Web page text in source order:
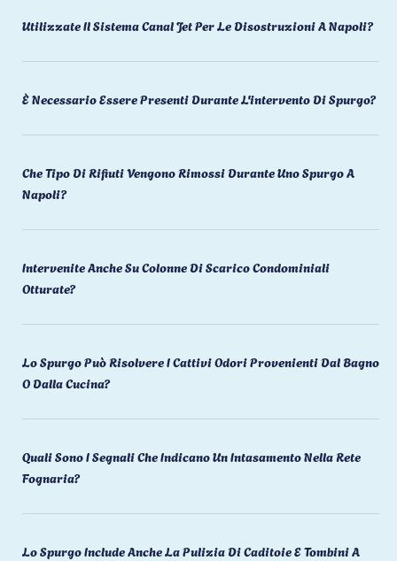
Utilizzate Il Sistema Canal Jet Per Le Disostruzioni A Napoli?
È Necessario Essere Presenti Durante L'intervento Di Spurgo?
Che Tipo Di Rifiuti Vengono Rimossi Durante Uno Spurgo A
Napoli?
Intervenite Anche Su Colonne Di Scarico Condominiali
Otturate?
Lo Spurgo Può Risolvere I Cattivi Odori Provenienti Dal Bagno
O Dalla Cucina?
Quali Sono I Segnali Che Indicano Un Intasamento Nella Rete
Fognaria?
Lo Spurgo Include Anche La Pulizia Di Caditoie E Tombini A